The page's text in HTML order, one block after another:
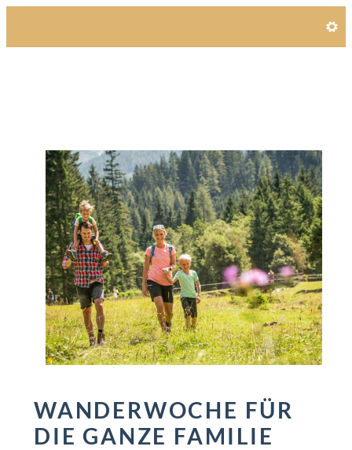
WANDERWOCHE FÜR
DIE GANZE FAMILIE